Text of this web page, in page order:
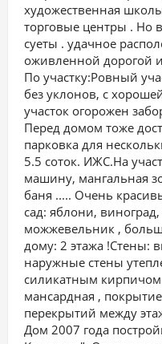
художественная
торговые центры . Но
суеты . удачное
оживленной дорогой
По участку:Ровный
без уклонов, с
участок огорожен
Перед домом тоже
парковка для
5.5 соток. ИЖС.На
машину, мангальная
баня ..... Очень
сад: яблони,
можжевельник ,
дому: 2 этажа !Стены:
наружные стены
силикатным
мансардная ,
перекрытий между
Дом 2007 года